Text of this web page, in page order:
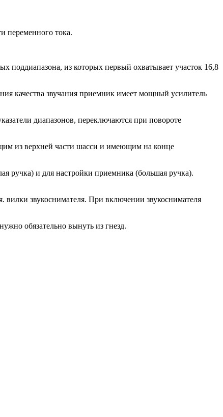
переменного тока.
поддиапазона, из которых первый охватывает участок 16,8
качества звучания приемник имеет мощный усилитель
диапазонов, переключаются при повороте
из верхней части шасси и имеющим на конце
ручка) и для настройки приемника (большая ручка).
вилки звукоснимателя. При включении звукоснимателя
обязательно вынуть из гнезд.